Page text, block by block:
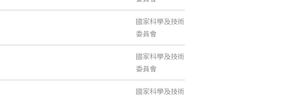
國家科學及技術
委員會
國家科學及技術
委員會
國家科學及技術